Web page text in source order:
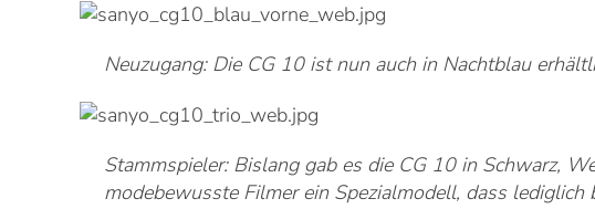
Neuzugang: Die CG 10 ist nun auch in Nachtblau
Stammspieler: Bislang gab es die CG 10 in Schwarz,
modebewusste Filmer ein Spezialmodell, dass lediglich